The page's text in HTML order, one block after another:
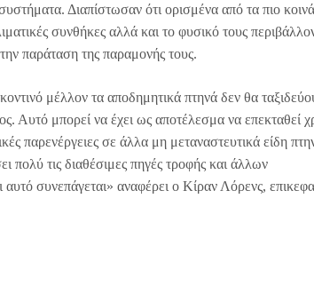
Διαπίστωσαν ότι ορισμένα από τα πιο κοινά
συνθήκες αλλά και το φυσικό τους
παράταση της παραμονής τους.
μέλλον τα αποδημητικά πτηνά δεν θα
Αυτό μπορεί να έχει ως αποτέλεσμα να επεκταθεί
παρενέργειες σε άλλα μη μεταναστευτικά είδη
τις διαθέσιμες πηγές τροφής και άλλων
συνεπάγεται» αναφέρει o Κίραν Λόρενς,